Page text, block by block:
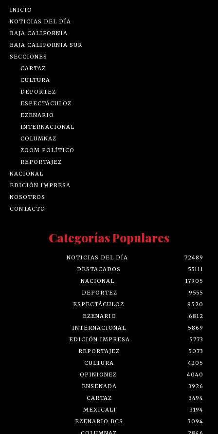
INICIO
NOTICIAS DEL DÍA
BAJA CALIFORNIA
BAJA CALIFORNIA SUR
SECCIONES
CARTAZ
CULTURA
DEPORTEZ
ESPECTÁCULOZ
EZENARIO
INTERNACIONAL
COLUMNAZ
ZOOM POLÍTICO
REPORTAJEZ
NACIONAL
EDICIÓN IMPRESA
NOSOTROS
CONTACTO
Categorías Populares
NOTICIAS DEL DÍA
72489
DESTACADOS
55111
NACIONAL
17905
DEPORTEZ
9555
ESPECTÁCULOZ
9520
EZENARIO
6812
INTERNACIONAL
5869
EDICIÓN IMPRESA
5773
REPORTAJEZ
5073
CULTURA
4205
OPINIONEZ
4040
ENSENADA
3926
CARTAZ
3494
MEXICALI
3194
EZENARIO BCS
3094